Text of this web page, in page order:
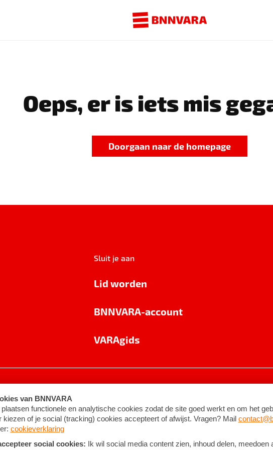
Oeps, er is iets mis
Doorgaan naar de homepage
Sluit je aan
Lid worden
BNNVARA-account
VARAgids
Algemene voorwaarden ©2026BNNVARA